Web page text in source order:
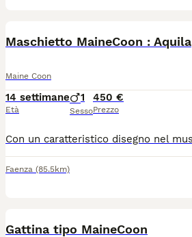
Maschietto MaineCoon : Aquila
Maine Coon
14 settimane
Età
1
Sesso
450 €
Prezzo
Faenza (85.5km)
Gattina tipo MaineCoon